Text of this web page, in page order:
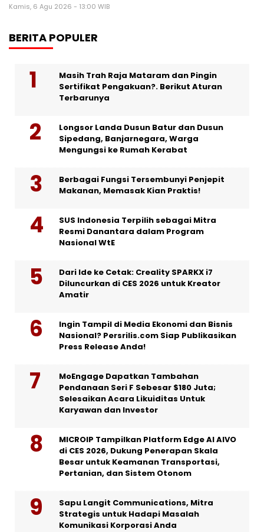
Kamis, 6 Agu 2026 - 13:00 WIB
BERITA POPULER
Masih Trah Raja Mataram dan Pingin
Sertifikat Pengakuan?. Berikut Aturan
Terbarunya
Longsor Landa Dusun Batur dan Dusun
Sipedang, Banjarnegara, Warga
Mengungsi ke Rumah Kerabat
Berbagai Fungsi Tersembunyi Penjepit
Makanan, Memasak Kian Praktis!
SUS Indonesia Terpilih sebagai Mitra
Resmi Danantara dalam Program
Nasional WtE
Dari Ide ke Cetak: Creality SPARKX i7
Diluncurkan di CES 2026 untuk Kreator
Amatir
Ingin Tampil di Media Ekonomi dan Bisnis
Nasional? Persrilis.com Siap Publikasikan
Press Release Anda!
MoEngage Dapatkan Tambahan
Pendanaan Seri F Sebesar $180 Juta;
Selesaikan Acara Likuiditas Untuk
Karyawan dan Investor
MICROIP Tampilkan Platform Edge AI AIVO
di CES 2026, Dukung Penerapan Skala
Besar untuk Keamanan Transportasi,
Pertanian, dan Sistem Otonom
Sapu Langit Communications, Mitra
Strategis untuk Hadapi Masalah
Komunikasi Korporasi Anda